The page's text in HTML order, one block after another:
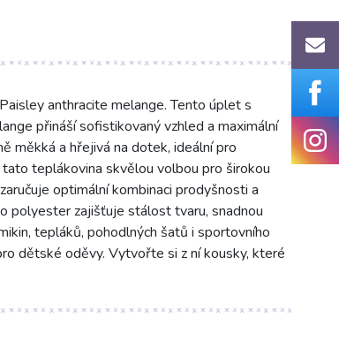
anthracite melange. Tento úplet s
přináší sofistikovaný vzhled a maximální
měkká a hřejivá na dotek, ideální pro
teplákovina skvělou volbou pro širokou
optimální kombinaci prodyšnosti a
polyester zajišťuje stálost tvaru, snadnou
tepláků, pohodlných šatů i sportovního
dětské oděvy. Vytvořte si z ní kousky, které